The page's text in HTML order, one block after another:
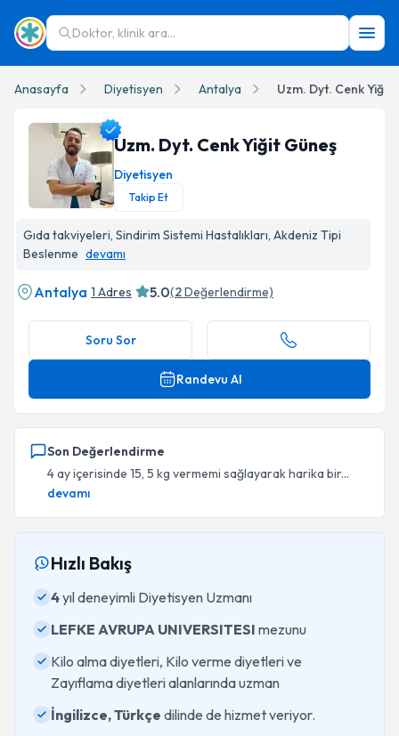
Doktor, klinik ara...
Anasayfa Diyetisyen Antalya Uzm. Dyt. Cenk Yiğit
Uzm. Dyt. Cenk Yiğit Güneş
Diyetisyen
Takip Et
Gıda takviyeleri, Sindirim Sistemi Hastalıkları, Akdeniz Tipi
Beslenme devamı
Antalya 1 Adres 5.0(2Değerlendirme)
Soru Sor
Randevu Al
Son Değerlendirme
4 ay içerisinde 15, 5 kg vermemi sağlayarak harika bir...
devamı
Hızlı Bakış
4yıl deneyimli Diyetisyen Uzmanı
LEFKE AVRUPA UNIVERSITESI mezunu
Kilo alma diyetleri, Kilo verme diyetleri ve
Zayıflama diyetleri alanlarında uzman
İngilizce, Türkçe dilinde de hizmet veriyor.